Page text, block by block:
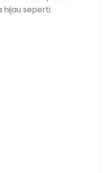
hijau seperti